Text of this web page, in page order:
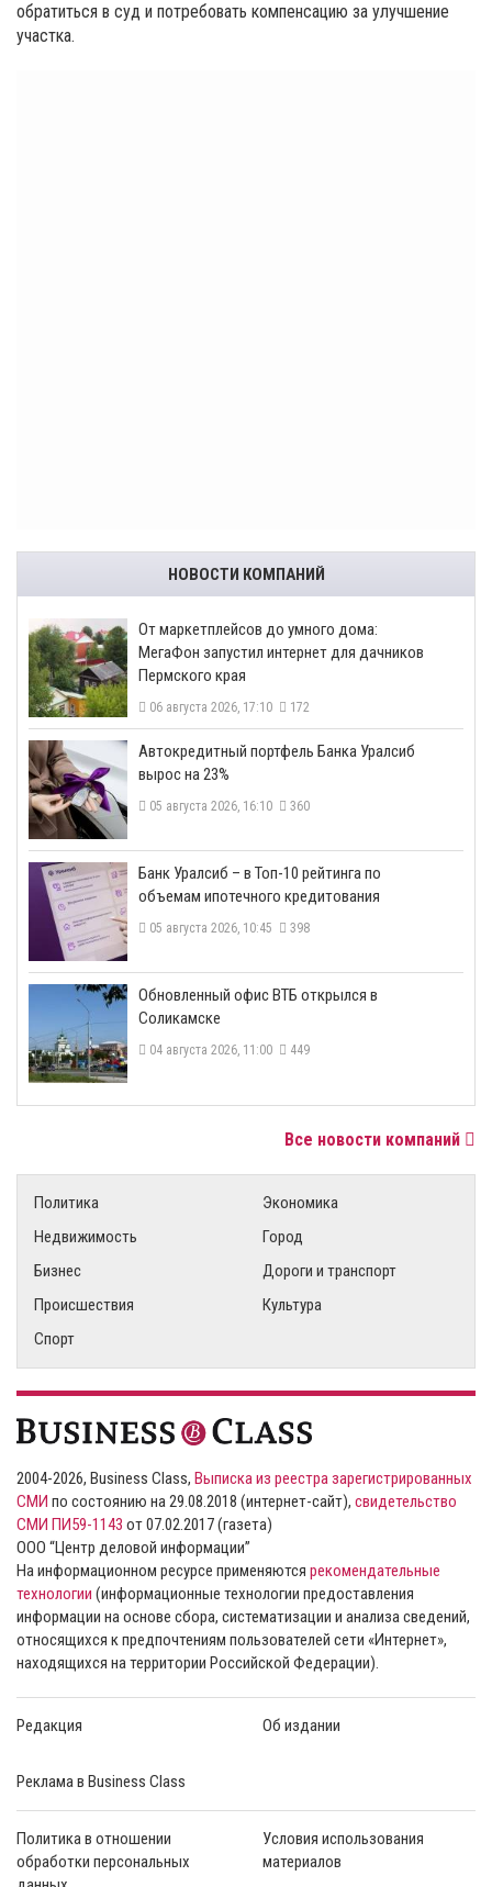
обратиться в суд и потребовать компенсацию за улучшение
участка.
НОВОСТИ КОМПАНИЙ
От маркетплейсов до умного дома:
МегаФон запустил интернет для дачников
Пермского края
06 августа 2026, 17:10 172
​Автокредитный портфель Банка Уралсиб
вырос на 23%
05 августа 2026, 16:10 360
​Банк Уралсиб – в Топ-10 рейтинга по
объемам ипотечного кредитования
05 августа 2026, 10:45 398
​Обновленный офис ВТБ открылся в
Соликамске
04 августа 2026, 11:00 449
Все новости компаний
Политика
Экономика
Недвижимость
Город
Бизнес
Дороги и транспорт
Происшествия
Культура
Спорт
2004-2026, Business Class, Выписка из реестра зарегистрированных
СМИ по состоянию на 29.08.2018 (интернет-сайт), свидетельство
СМИ ПИ59-1143 от 07.02.2017 (газета)
ООО “Центр деловой информации”
На информационном ресурсе применяются рекомендательные
технологии (информационные технологии предоставления
информации на основе сбора, систематизации и анализа сведений,
относящихся к предпочтениям пользователей сети «Интернет»,
находящихся на территории Российской Федерации).
Редакция Об издании
Реклама в Business Class
Политика в отношении
обработки персональных
Условия использования
материалов